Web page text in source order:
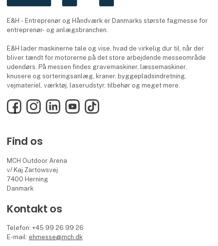
E&H - Entreprenør og Håndværk er Danmarks største fagmesse for
entreprenør- og anlægsbranchen.
E&H lader maskinerne tale og vise, hvad de virkelig dur til, når der
bliver tændt for motorerne på det store arbejdende messeområde
udendørs. På messen findes gravemaskiner, læssemaskiner,
knusere og sorteringsanlæg, kraner, byggepladsindretning,
vejmateriel, værktøj, laserudstyr, tilbehør og meget mere.
FacebookInstagramLinkedInYouTubeTikTok
Find os
MCH Outdoor Arena
v/ Kaj Zartowsvej
7400 Herning
Danmark
Kontakt os
Telefon: +45 99 26 99 26
E-mail: ehmesse@mch.dk